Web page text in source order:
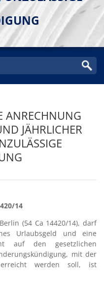
ANRECHNUNG
JÄHRLICHER
14
(54 Ca 14420/14), darf
Urlaubsgeld und eine
auf den gesetzlichen
mit der
werden soll, ist